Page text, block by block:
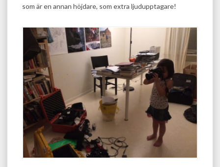
som är en annan höjdare, som extra ljudupptagare!